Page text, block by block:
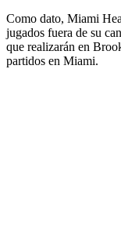
Como dato, Miami
jugados fuera de su
que realizarán en
partidos en Miami.